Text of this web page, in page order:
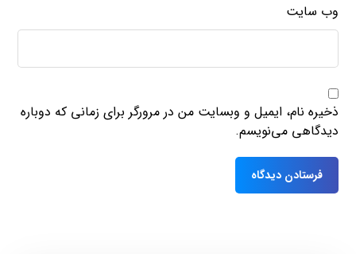
وب‌ سایت
ذخیره نام، ایمیل و وبسایت من در مرورگر برای زمانی که دوباره
دیدگاهی می‌نویسم.